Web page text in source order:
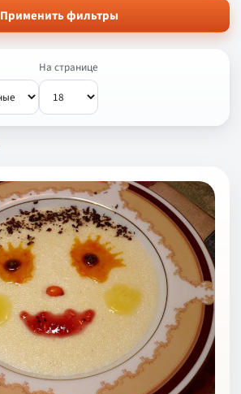
Применить фильтры
На странице